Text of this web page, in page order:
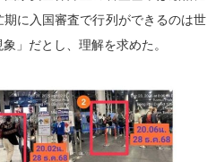
に入国審査で行列ができるのは世
」だとし、理解を求めた。